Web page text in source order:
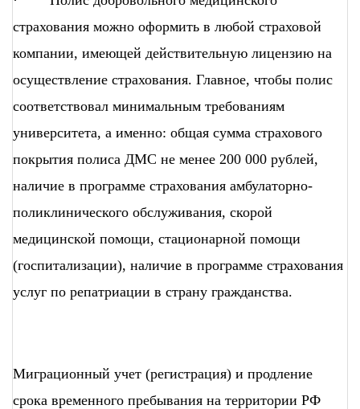
страхования можно оформить в любой страховой
компании, имеющей действительную лицензию на
осуществление страхования. Главное, чтобы полис
соответствовал минимальным требованиям
университета, а именно: общая сумма страхового
покрытия полиса ДМС не менее 200 000 рублей,
наличие в программе страхования амбулаторно-
поликлинического обслуживания, скорой
медицинской помощи, стационарной помощи
(госпитализации), наличие в программе страхования
услуг по репатриации в страну гражданства.
Миграционный учет (регистрация) и продление
срока временного пребывания на территории РФ